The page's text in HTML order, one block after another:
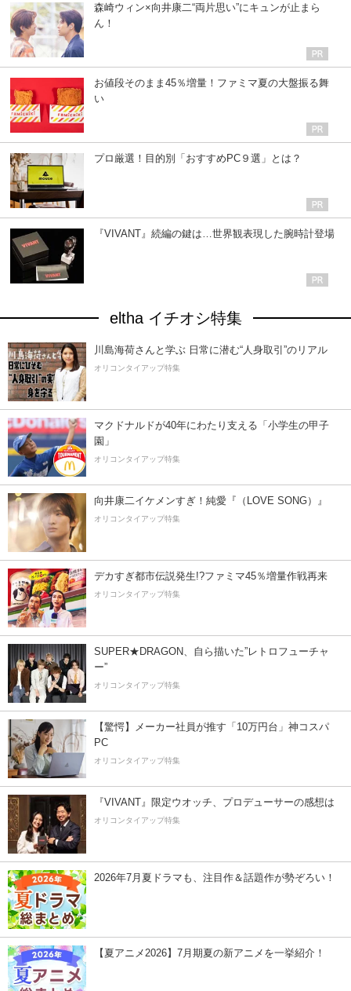
森崎ウィン×向井康二“両片思い”にキュンが止まら
ん！
お値段そのまま45％増量！ファミマ夏の大盤振る舞
い
プロ厳選！目的別「おすすめPC９選」とは？
『VIVANT』続編の鍵は…世界観表現した腕時計登場
eltha イチオシ特集
川島海荷さんと学ぶ 日常に潜む“人身取引”のリアル
オリコンタイアップ特集
マクドナルドが40年にわたり支える「小学生の甲子
園」
オリコンタイアップ特集
向井康二イケメンすぎ！純愛『（LOVE SONG）』
オリコンタイアップ特集
デカすぎ都市伝説発生!?ファミマ45％増量作戦再来
オリコンタイアップ特集
SUPER★DRAGON、自ら描いた”レトロフューチャ
ー”
オリコンタイアップ特集
【驚愕】メーカー社員が推す「10万円台」神コスパ
PC
オリコンタイアップ特集
『VIVANT』限定ウオッチ、プロデューサーの感想は
オリコンタイアップ特集
2026年7月夏ドラマも、注目作＆話題作が勢ぞろい！
【夏アニメ2026】7月期夏の新アニメを一挙紹介！